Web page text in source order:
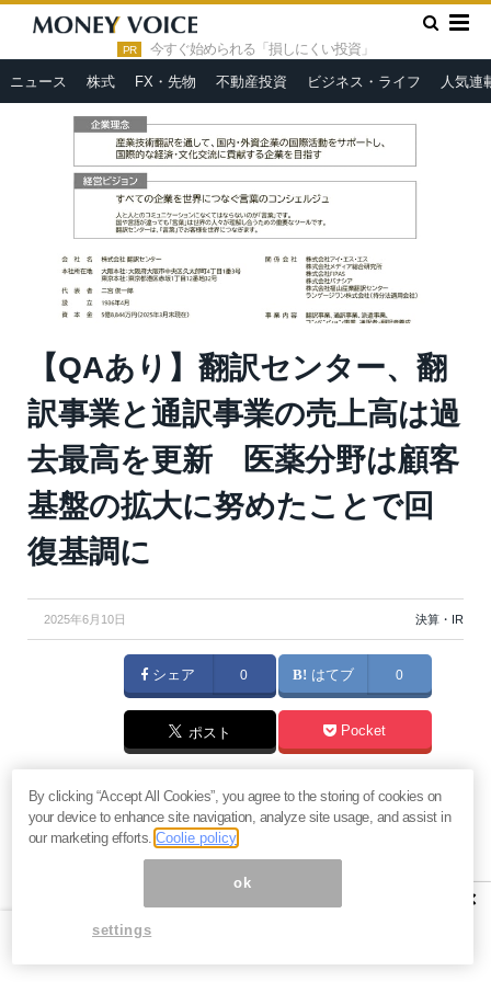
PR 今すぐ始められる「損しにくい投資」
ニュース 株式 FX・先物 不動産投資 ビジネス・ライフ 人気連
HOME » 決算・IR »
【QAあり】翻訳センター、翻訳事業と通
訳事業の売上高は過去最高を更新 医薬分野は顧客基盤の拡大に努
【QAあり】翻訳センター、翻
訳事業と通訳事業の売上高は過
去最高を更新 医薬分野は顧客
基盤の拡大に努めたことで回
復基調に
2025年6月10日 決算・IR
シェア 0 はてブ 0
ポスト Pocket
急騰後に急落「パワーエックス」株は買いか？蓄電池銘柄の
将来性とリスク
村田製作所なぜ株価3.8倍急騰？AIデータセンター需要の期待
×
By clicking “Accept All Cookies”, you agree to the storing of cookies on
your device to enhance site navigation, analyze site usage, and assist in
our marketing efforts.Coolie policy
ok
settings